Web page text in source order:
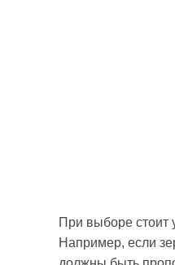
При выборе стоит
Например, если